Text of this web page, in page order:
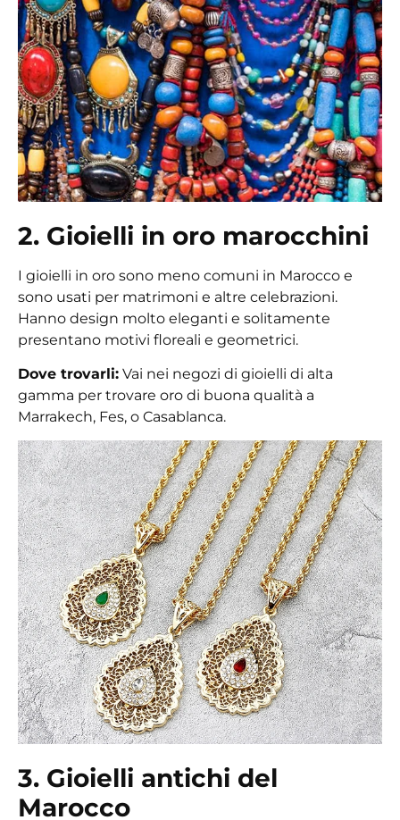
2. Gioielli in oro marocchini
I gioielli in oro sono meno comuni in Marocco e
sono usati per matrimoni e altre celebrazioni.
Hanno design molto eleganti e solitamente
presentano motivi floreali e geometrici.
Dove trovarli: Vai nei negozi di gioielli di alta
gamma per trovare oro di buona qualità a
Marrakech, Fes, o Casablanca.
3. Gioielli antichi del
Marocco